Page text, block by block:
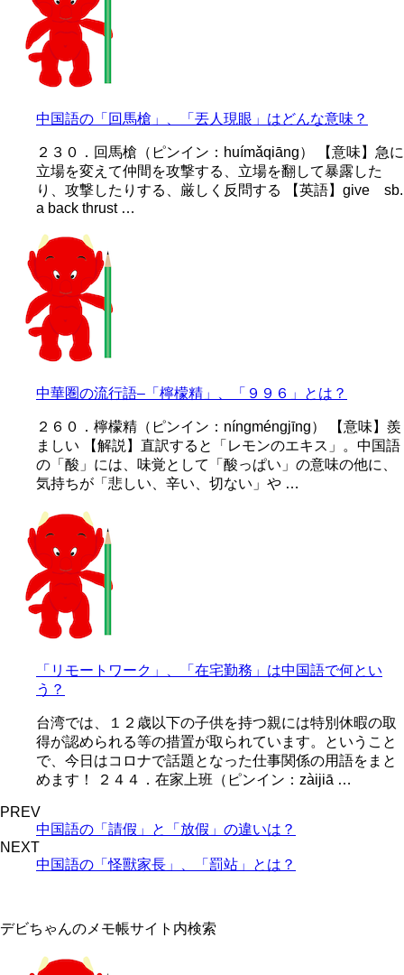
中国語の「回馬槍」、「丟人現眼」はどんな意味？
２３０．回馬槍（ピンイン：huímǎqiāng） 【意味】急に
立場を変えて仲間を攻撃する、立場を翻して暴露した
り、攻撃したりする、厳しく反問する 【英語】give sb.
a back thrust …
中華圏の流行語–「檸檬精」、「９９６」とは？
２６０．檸檬精（ピンイン：níngméngjīng） 【意味】羨
ましい 【解説】直訳すると「レモンのエキス」。中国語
の「酸」には、味覚として「酸っぱい」の意味の他に、
気持ちが「悲しい、辛い、切ない」や …
「リモートワーク」、「在宅勤務」は中国語で何とい
う？
台湾では、１２歳以下の子供を持つ親には特別休暇の取
得が認められる等の措置が取られています。ということ
で、今日はコロナで話題となった仕事関係の用語をまと
めます！ ２４４．在家上班（ピンイン：zàijiā …
PREV
中国語の「請假」と「放假」の違いは？
NEXT
中国語の「怪獸家長」、「罰站」とは？
デビちゃんのメモ帳サイト内検索